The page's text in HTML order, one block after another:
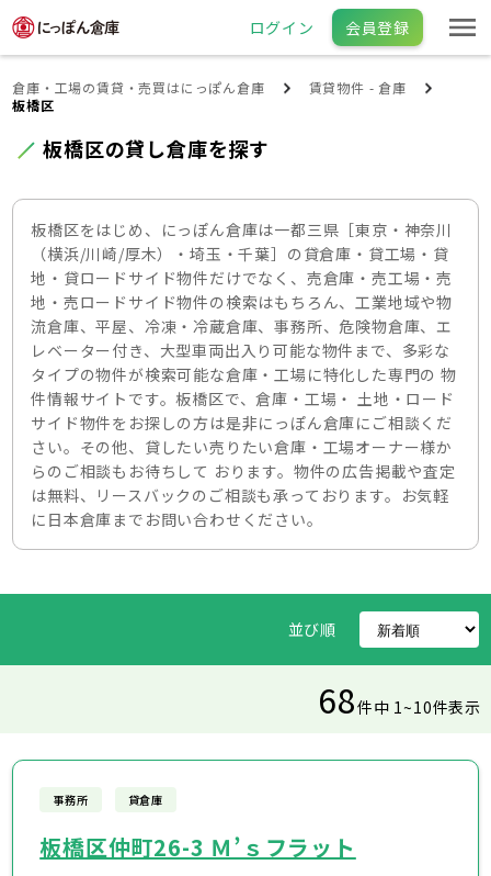
ログイン 会員登録
倉庫・工場の賃貸・売買はにっぽん倉庫
賃貸物件 - 倉庫
板橋区
板橋区の貸し倉庫を探す
板橋区をはじめ、にっぽん倉庫は一都三県［東京・神奈川
（横浜/川崎/厚木）・埼玉・千葉］の貸倉庫・貸工場・貸
地・貸ロードサイド物件だけでなく、売倉庫・売工場・売
地・売ロードサイド物件の検索はもちろん、工業地域や物
流倉庫、平屋、冷凍・冷蔵倉庫、事務所、危険物倉庫、エ
レベーター付き、大型車両出入り可能な物件まで、多彩な
タイプの物件が検索可能な倉庫・工場に特化した専門の 物
件情報サイトです。板橋区で、倉庫・工場・ 土地・ロード
サイド物件をお探しの方は是非にっぽん倉庫にご相談くだ
さい。その他、貸したい売りたい倉庫・工場オーナー様か
らのご相談もお待ちして おります。物件の広告掲載や査定
は無料、リースバックのご相談も承っております。お気軽
に日本倉庫までお問い合わせください。
並び順
68件中 1~10件表示
事務所 貸倉庫
板橋区仲町26-3 Ｍ’ｓフラット